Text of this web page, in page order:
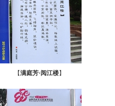
【满庭芳·阅江楼】